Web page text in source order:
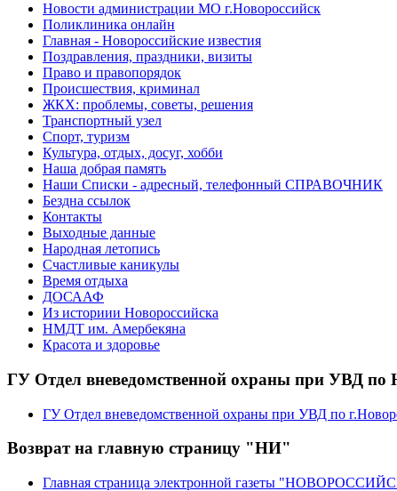
Новости администрации МО г.Новороссийск
Поликлиника онлайн
Главная - Новороссийские известия
Поздравления, праздники, визиты
Право и правопорядок
Происшествия, криминал
ЖКХ: проблемы, советы, решения
Транспортный узел
Спорт, туризм
Культура, отдых, досуг, хобби
Наша добрая память
Наши Списки - адресный, телефонный СПРАВОЧНИК
Бездна ссылок
Контакты
Выходные данные
Народная летопись
Счастливые каникулы
Время отдыха
ДОСААФ
Из историии Новороссийска
НМДТ им. Амербекяна
Красота и здоровье
ГУ Отдел вневедомственной охраны при УВД по
ГУ Отдел вневедомственной охраны при УВД по
Возврат на главную страницу "НИ"
Главная страница электронной газеты